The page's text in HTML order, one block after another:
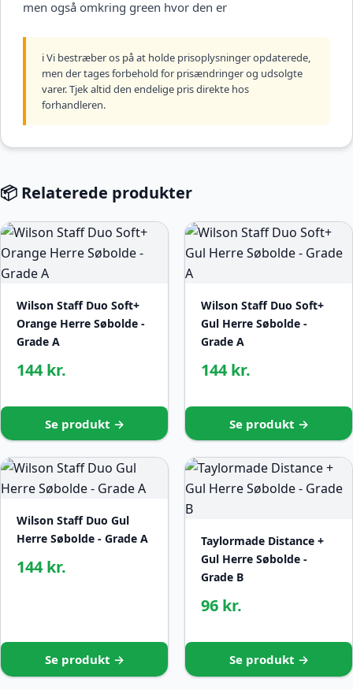
men også omkring green hvor den er
ℹ️ Vi bestræber os på at holde prisoplysninger opdaterede,
men der tages forbehold for prisændringer og udsolgte
varer. Tjek altid den endelige pris direkte hos
forhandleren.
📦 Relaterede produkter
Wilson Staff Duo Soft+
Orange Herre Søbolde -
Grade A
144 kr.
Se produkt →
Wilson Staff Duo Soft+
Gul Herre Søbolde -
Grade A
144 kr.
Se produkt →
Wilson Staff Duo Gul
Herre Søbolde - Grade A
144 kr.
Se produkt →
Taylormade Distance +
Gul Herre Søbolde -
Grade B
96 kr.
Se produkt →